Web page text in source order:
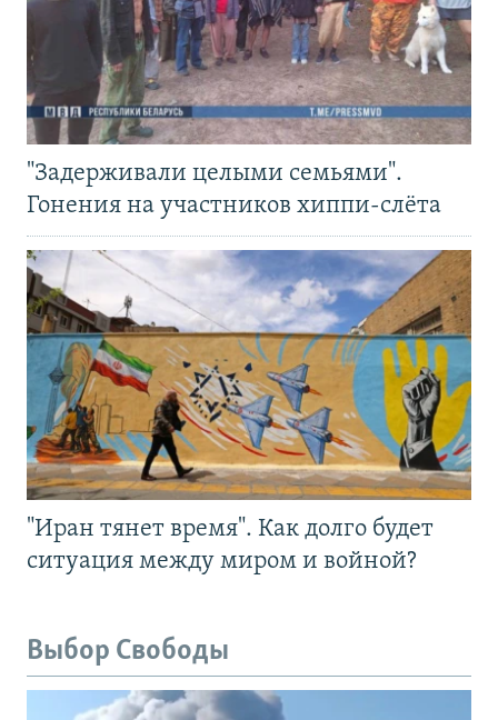
"Задерживали целыми семьями".
Гонения на участников хиппи-слёта
"Иран тянет время". Как долго будет
ситуация между миром и войной?
Выбор Свободы